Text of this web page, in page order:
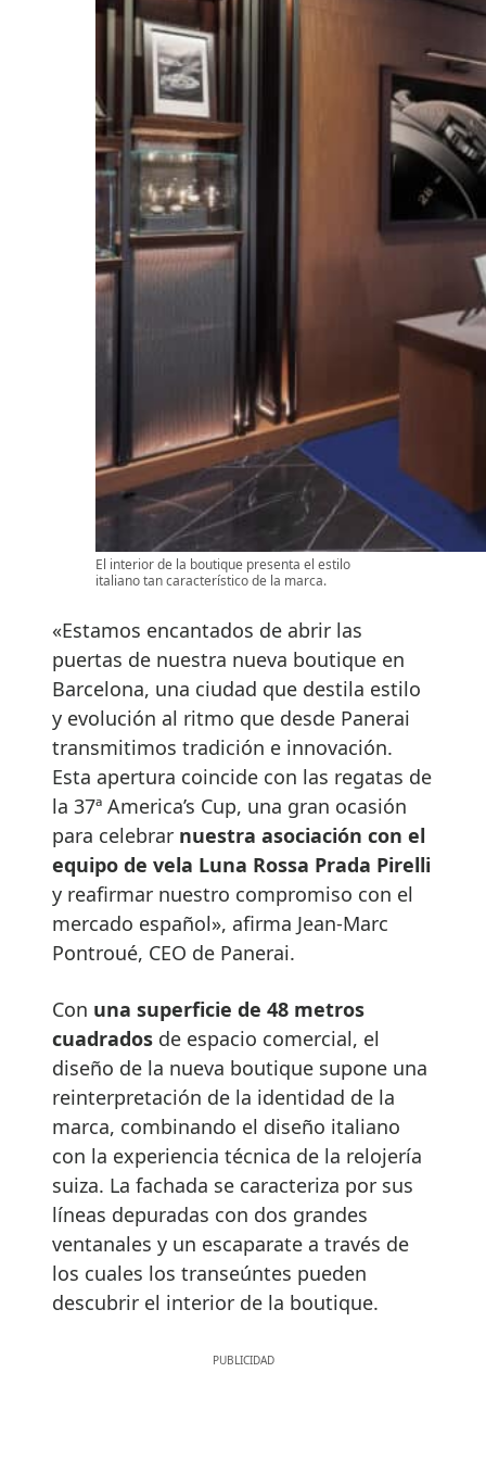
El interior de la boutique presenta el estilo
italiano tan característico de la marca.
«Estamos encantados de abrir las
puertas de nuestra nueva boutique en
Barcelona, una ciudad que destila estilo
y evolución al ritmo que desde Panerai
transmitimos tradición e innovación.
Esta apertura coincide con las regatas de
la 37ª America’s Cup, una gran ocasión
para celebrar nuestra asociación con el
equipo de vela Luna Rossa Prada Pirelli
y reafirmar nuestro compromiso con el
mercado español», afirma Jean-Marc
Pontroué, CEO de Panerai.
Con una superficie de 48 metros
cuadrados de espacio comercial, el
diseño de la nueva boutique supone una
reinterpretación de la identidad de la
marca, combinando el diseño italiano
con la experiencia técnica de la relojería
suiza. La fachada se caracteriza por sus
líneas depuradas con dos grandes
ventanales y un escaparate a través de
los cuales los transeúntes pueden
descubrir el interior de la boutique.